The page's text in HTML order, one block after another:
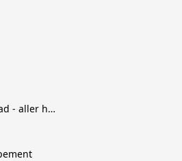
Préparation offroad - aller hors-pistes